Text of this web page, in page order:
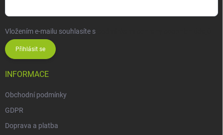
Vložením e-mailu souhlasíte s
Přihlásit se
INFORMACE
Obchodní podmínky
GDPR
Doprava a platba